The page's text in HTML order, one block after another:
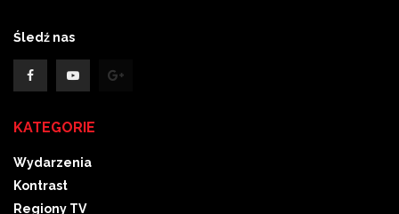
Śledź nas
KATEGORIE
Wydarzenia
Kontrast
Regiony TV